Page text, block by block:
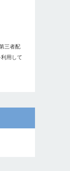
三者配
用して